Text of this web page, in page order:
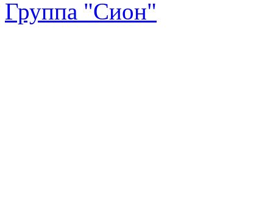
Группа "Сион"